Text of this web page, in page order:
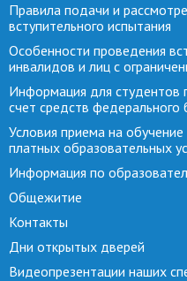
Правила подачи и
вступительного испытания
Особенности проведения
инвалидов и лиц с
Информация для студентов
счет средств
Условия приема на
платных образовательных
Информация по
Общежитие
Контакты
Дни открытых дверей
Видеопрезентации наших